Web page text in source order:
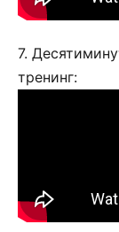
7.
тренинг: